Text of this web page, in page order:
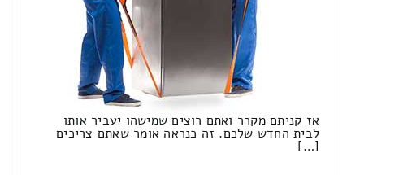
אז קניתם מקרר ואתם רוצים שמישהו יעביר אותו
לבית החדש שלכם. זה כנראה אומר שאתם צריכים
[…]